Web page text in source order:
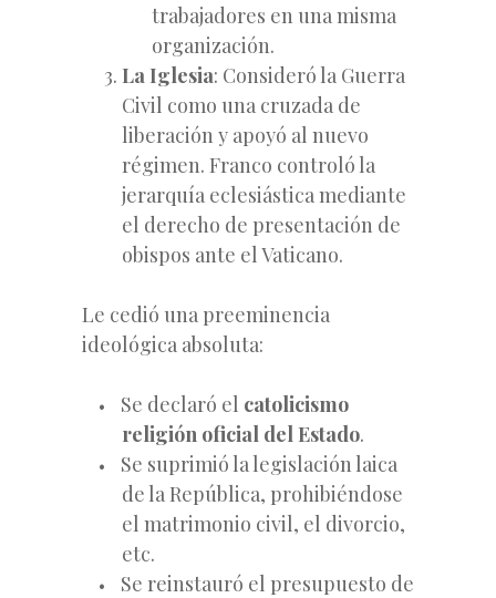
trabajadores en una misma
organización.
La Iglesia: Consideró la Guerra
Civil como una cruzada de
liberación y apoyó al nuevo
régimen. Franco controló la
jerarquía eclesiástica mediante
el derecho de presentación de
obispos ante el Vaticano.
Le cedió una preeminencia
ideológica absoluta:
Se declaró el catolicismo
religión oficial del Estado.
Se suprimió la legislación laica
de la República, prohibiéndose
el matrimonio civil, el divorcio,
etc.
Se reinstauró el presupuesto de